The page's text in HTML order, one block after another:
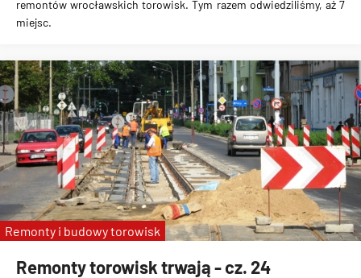
remontów wrocławskich torowisk. Tym razem odwiedziliśmy, aż 7
miejsc.
Remonty torowisk trwają - cz. 24
Remonty i budowy torowisk